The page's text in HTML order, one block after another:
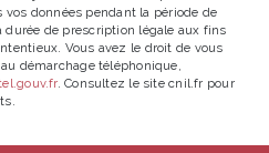
données pendant la période de
de prescription légale aux fins
Vous avez le droit de vous
démarchage téléphonique,
. Consultez le site cnil.fr pour